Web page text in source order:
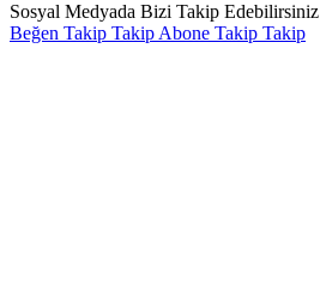
Sosyal Medyada Bizi Takip Edebilirsiniz
Beğen Takip Takip Abone Takip Takip